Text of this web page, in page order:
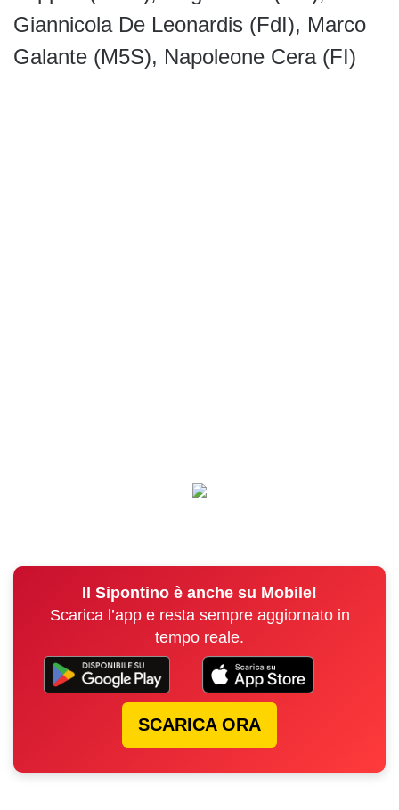
Giannicola De Leonardis (FdI), Marco
Galante (M5S), Napoleone Cera (FI)
Il Sipontino è anche su Mobile!
Scarica l’app e resta sempre aggiornato in
tempo reale.
SCARICA ORA